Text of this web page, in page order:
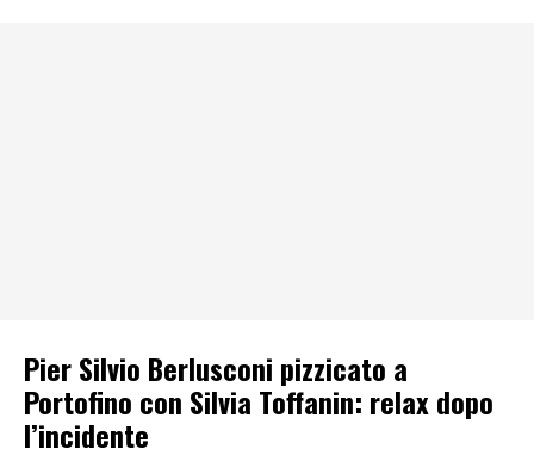
Pier Silvio Berlusconi pizzicato a
Portofino con Silvia Toffanin: relax dopo
l’incidente